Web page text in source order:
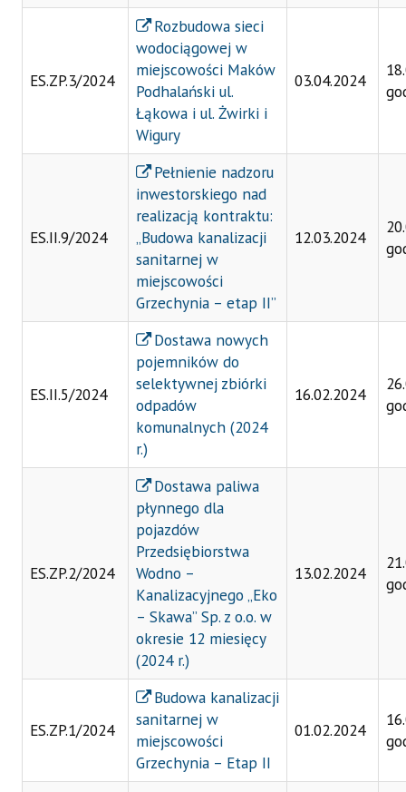
ES.ZP.3/2024
Rozbudowa sieci
wodociągowej w
miejscowości Maków
Podhalański ul.
Łąkowa i ul. Żwirki i
Wigury
03.04.2024
ES.II.9/2024
Pełnienie nadzoru
inwestorskiego nad
realizacją kontraktu:
„Budowa kanalizacji
sanitarnej w
miejscowości
Grzechynia – etap II”
12.03.2024
ES.II.5/2024
Dostawa nowych
pojemników do
selektywnej zbiórki
odpadów
komunalnych (2024
r.)
16.02.2024
ES.ZP.2/2024
Dostawa paliwa
płynnego dla
pojazdów
Przedsiębiorstwa
Wodno –
Kanalizacyjnego „Eko
– Skawa” Sp. z o.o. w
okresie 12 miesięcy
(2024 r.)
13.02.2024
ES.ZP.1/2024
Budowa kanalizacji
sanitarnej w
miejscowości
Grzechynia – Etap II
01.02.2024